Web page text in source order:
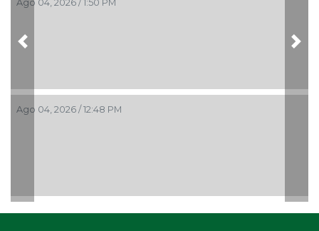
Ago 04, 2026 / 1:50 PM
Ago 04, 2026 / 12:48 PM
Previous